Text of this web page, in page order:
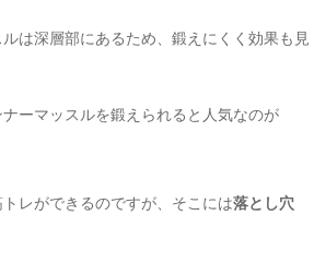
は深層部にあるため、鍛えにくく効果も見
ーマッスルを鍛えられると人気なのが
レができるのですが、そこには落とし穴